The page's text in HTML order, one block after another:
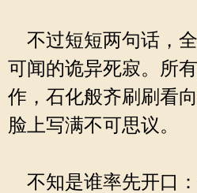
不过短短两句话，
可闻的诡异死寂。所
作，石化般齐刷刷看
脸上写满不可思议。
不知是谁率先开口